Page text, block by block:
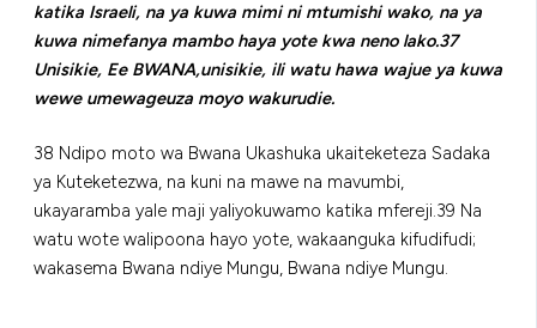
katika Israeli, na ya kuwa mimi ni mtumishi wako, na ya
kuwa nimefanya mambo haya yote kwa neno lako.37
Unisikie, Ee BWANA,unisikie, ili watu hawa wajue ya kuwa
wewe umewageuza moyo wakurudie.
38 Ndipo moto wa Bwana Ukashuka ukaiteketeza Sadaka
ya Kuteketezwa, na kuni na mawe na mavumbi,
ukayaramba yale maji yaliyokuwamo katika mfereji.39 Na
watu wote walipoona hayo yote, wakaanguka kifudifudi;
wakasema Bwana ndiye Mungu, Bwana ndiye Mungu.